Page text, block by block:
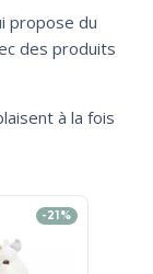
propose du
des produits
à la fois
-21%